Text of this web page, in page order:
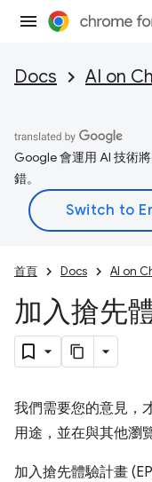
Docs AI on
Google 會運用 AI 技術
錯。
首頁 Docs AI on
加入搶先
我們需要您的意見，
用途，並在與其他瀏
加入搶先體驗計畫